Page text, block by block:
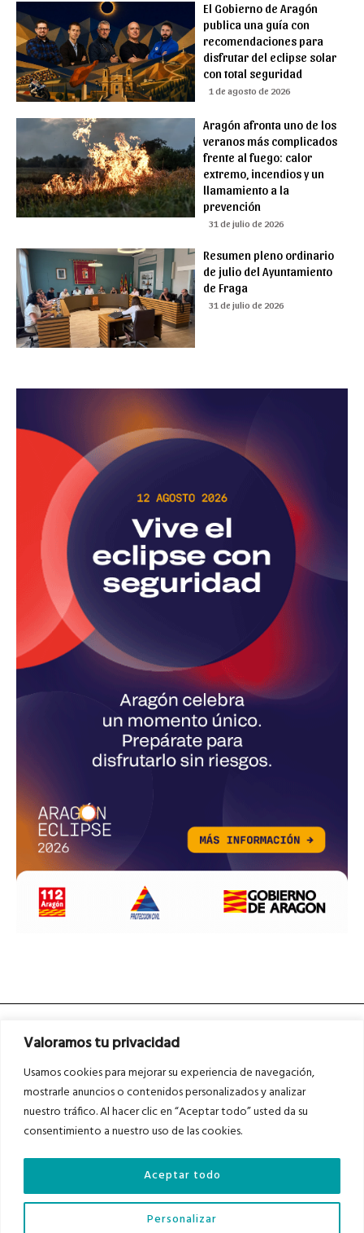
Valoramos tu privacidad
Usamos cookies para mejorar su experiencia de navegación,
mostrarle anuncios o contenidos personalizados y analizar
nuestro tráfico. Al hacer clic en “Aceptar todo” usted da su
consentimiento a nuestro uso de las cookies.
Personalizar
Aceptar todo
El Gobierno de Aragón
publica una guía con
recomendaciones para
disfrutar del eclipse solar
con total seguridad
1 de agosto de 2026
Aragón afronta uno de los
veranos más complicados
frente al fuego: calor
extremo, incendios y un
llamamiento a la
prevención
31 de julio de 2026
Resumen pleno ordinario
de julio del Ayuntamiento
de Fraga
31 de julio de 2026
Asociados a
Auditados por